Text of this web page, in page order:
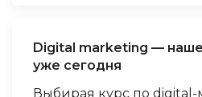
практических заданий
для закрепления
Digital marketing —
уже сегодня
Выбирая курс по digital-